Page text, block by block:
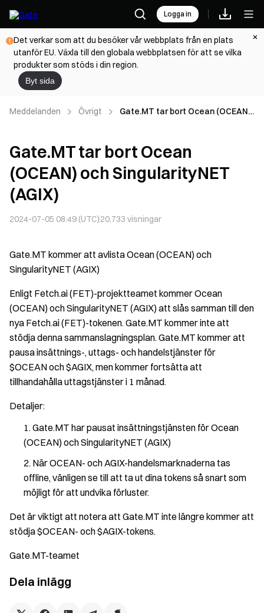
Logga in
Det verkar som att du besöker vår webbplats från en plats
utanför EU. Växla till den globala webbplatsen för att se vilka
produkter som stöds i din region.
Byt sida
Meddelanden Övrigt
Gate.MT tar bort Ocean (OCEAN)
Gate.MT tar bort Ocean
(OCEAN) och SingularityNET
(AGIX)
2024-07-05 08:49 (UTC)20,733 visningar
Gate.MT kommer att avlista Ocean (OCEAN) och
SingularityNET (AGIX)
Enligt Fetch.ai (FET)-projektteamet kommer Ocean
(OCEAN) och SingularityNET (AGIX) att slås samman till den
nya Fetch.ai (FET)-tokenen. Gate.MT kommer inte att
stödja denna sammanslagningsplan. Gate.MT kommer att
pausa insättnings-, uttags- och handelstjänster för
$OCEAN och $AGIX, men kommer fortsätta att
tillhandahålla uttagstjänster i 1 månad.
Detaljer:
Gate.MT har pausat insättningstjänsten för Ocean
(OCEAN) och SingularityNET (AGIX)
När OCEAN- och AGIX-handelsmarknaderna tas
offline, vänligen se till att ta ut dina tokens så snart som
möjligt för att undvika förluster.
Det är viktigt att notera att Gate.MT inte längre kommer att
stödja $OCEAN- och $AGIX-tokens.
Gate.MT-teamet
Dela inlägg